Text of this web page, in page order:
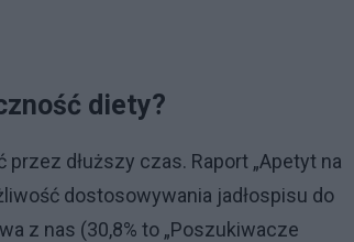
diety?
dłuższy czas. Raport „Apetyt na
dostosowywania jadłospisu do
z nas (30,8% to „Poszukiwacze